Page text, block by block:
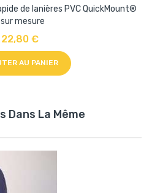
de lanières PVC QuickMount®
sur mesure
22,80 €
AU PANIER
Dans La Même